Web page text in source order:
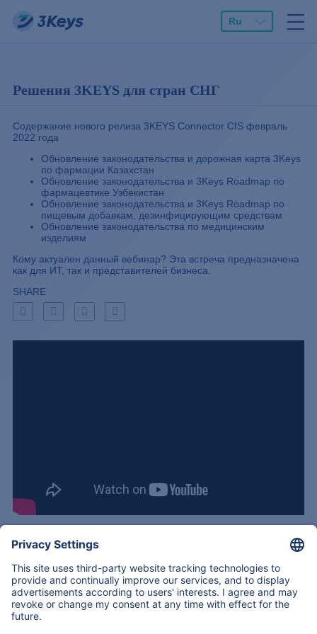
Ru
Решения 3KEYS для стран СНГ
Содержание нового релиза 3KEYS Connector CIS февраль
2022 года
Обновление законодательства и дорожная карта 3Keys
по фармации Казахстан
Обновление законодательства и 3Keys Roadmap по
фармацевтике Узбекистан
Обновление законодательства и 3Keys Roadmap по
пищевым добавкам, дезинфицирующим средствам
Обновление законодательства по медицинским
изделиям
Кому актуален данный вебинар? Эта встреча предназначена
как для ИТ, так и представителей бизнеса.
SHARE
Назад
Copyright © 2026 All Rights Reserved Карта сайта
Legal notice
Политика конфиденциальности